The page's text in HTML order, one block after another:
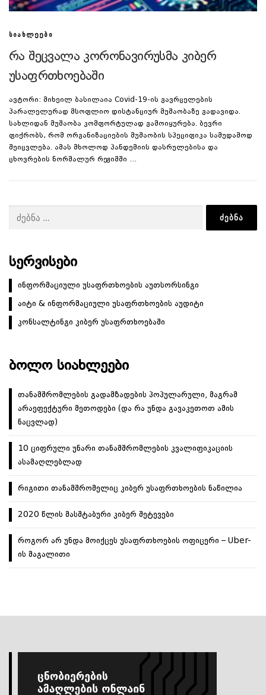
ᲡᲘᲐᲮᲚᲔᲔᲑᲘ
რა შეცვალა კორონავირუსმა კიბერ
უსაფრთხოებაში
ავტორი: მიხეილ ბასილაია Covid-19-ის გავრცელების
პარალელურად მსოფლიო დისტანციურ მუშაობაზე გადავიდა.
სახლიდან მუშაობა კომფორტულად გამოიყურება. ბევრი
ფიქრობს, რომ ორგანიზაციების მუშაობის სპეციფიკა სამუდამოდ
შეიცვლება. ამას მხოლოდ პანდემიის დასრულებისა და
ცხოვრების ნორმალურ რეჟიმში …
ᲡᲔᲠᲕᲘᲡᲔᲑᲘ
ინფორმაციული უსაფრთხოების აუთსორსინგი
აიტი & ინფორმაციული უსაფრთხოების აუდიტი
კონსალტინგი კიბერ უსაფრთხოებაში
ᲑᲝᲚᲝ ᲡᲘᲐᲮᲚᲔᲔᲑᲘ
თანამშრომლების გადამზადების პოპულარული, მაგრამ
არაეფექტური მეთოდები (და რა უნდა გავაკეთოთ ამის
ნაცვლად)
10 ციფრული უნარი თანამშრომლების კვალიფიკაციის
ასამაღლებლად
რიგითი თანამშრომელიც კიბერ უსაფრთხოების ნაწილია
2020 წლის მასშტაბური კიბერ შეტევები
როგორ არ უნდა მოიქცეს უსაფრთხოების ოფიცერი – Uber-
ის მაგალითი